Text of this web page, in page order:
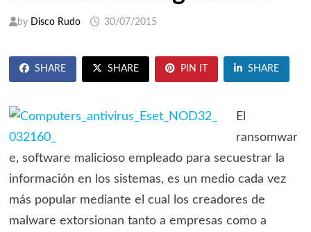
by Disco Rudo 30/07/2015
SHARE SHARE PIN IT SHARE
El
ransomwar
e, software malicioso empleado para secuestrar la
información en los sistemas, es un medio cada vez
más popular mediante el cual los creadores de
malware extorsionan tanto a empresas como a